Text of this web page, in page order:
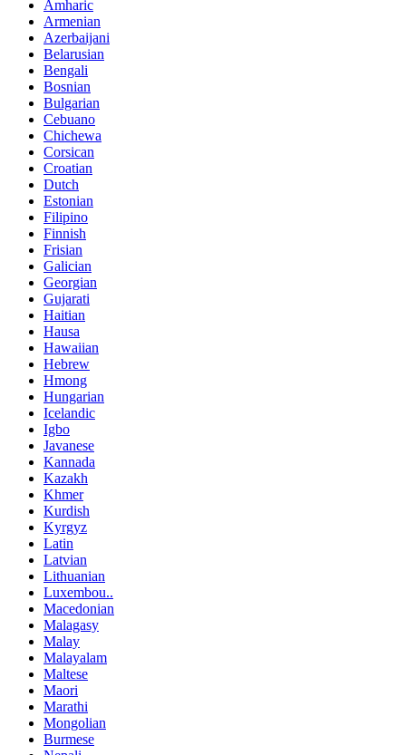
Amharic
Armenian
Azerbaijani
Belarusian
Bengali
Bosnian
Bulgarian
Cebuano
Chichewa
Corsican
Croatian
Dutch
Estonian
Filipino
Finnish
Frisian
Galician
Georgian
Gujarati
Haitian
Hausa
Hawaiian
Hebrew
Hmong
Hungarian
Icelandic
Igbo
Javanese
Kannada
Kazakh
Khmer
Kurdish
Kyrgyz
Latin
Latvian
Lithuanian
Luxembou..
Macedonian
Malagasy
Malay
Malayalam
Maltese
Maori
Marathi
Mongolian
Burmese